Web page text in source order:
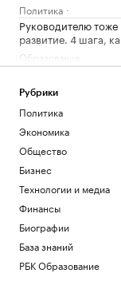
Политика
Руководителю
развитие. 4 шага,
Образование
Что известно об
регионы России.
В WB сообщили о
после атаки на
Екатеринбургом
Политика
Иностранные
по зарубежным
РБК Компании
Гастрогид по
сыры, крокодилы и
Законный интерес:
избежать
Рубрики
Политика
Экономика
Общество
Бизнес
Технологии и медиа
Финансы
Биографии
База знаний
РБК Образование